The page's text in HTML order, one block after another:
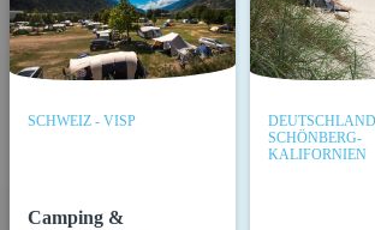
SCHWEIZ - VISP
Camping &
SCHÖNBERG-
KALIFORNIEN